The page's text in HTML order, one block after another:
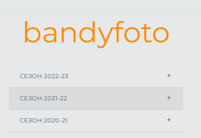
bandyfoto
СЕЗОН 2022-23
СЕЗОН 2021-22
СЕЗОН 2020-21